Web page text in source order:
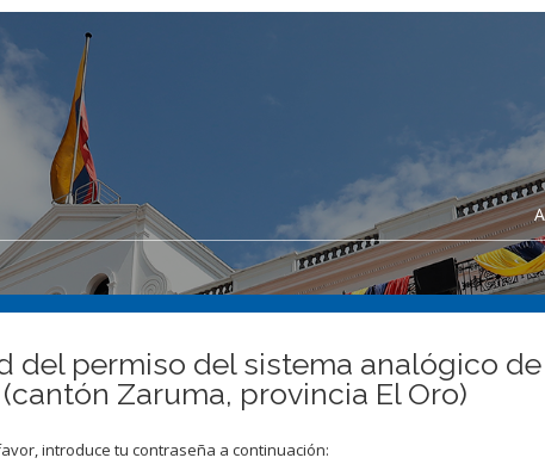
del permiso del sistema analógico
Zaruma, provincia El Oro)
introduce tu contraseña a continuación: